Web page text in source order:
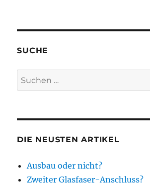
SUCHE
Suchen
nach:
DIE NEUSTEN ARTIKEL
Ausbau oder nicht?
Zweiter Glasfaser-Anschluss?